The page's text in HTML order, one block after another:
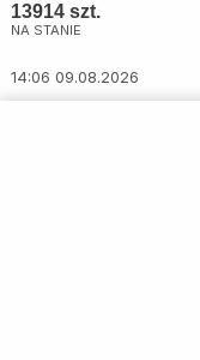
13914 szt.
NA STANIE
14:06 09.08.2026